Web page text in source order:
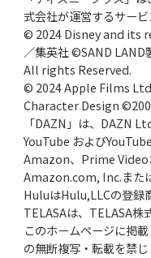
式会社が運営するサービ
© 2024 Disney and its
／集英社 ©SAND LAND
All rights Reserved.
© 2024 Apple Films
Character Design
「DAZN」は、DAZN
YouTube および
Amazon、Prime Video
Amazon.com, Inc.また
HuluはHulu,LLCの登録
TELASAは、TELASA株
このホームページに掲
の無断複写・転載を禁じ